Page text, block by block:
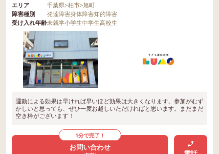
エリア 千葉県>柏市>旭町
障害種別
発達障害身体障害知的障害
受け入れ年齢未就学小学生中学生高校生
運動による効果は早ければ早いほど効果は大きくなります。参加がむず
かしいと思っても、ぜひ一度お越しいただければと思います。まだまだ
空き枠がございます！
1分で完了！
お問い合わせ